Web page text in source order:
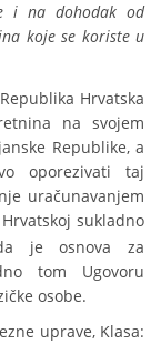
i na dohodak od
koje se koriste u
Hrvatska
na svojem
Republike, a
oporezivati taj
uračunavanjem
sukladno
je osnova za
tom Ugovoru
osobe.
uprave, Klasa: